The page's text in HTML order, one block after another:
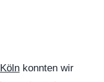
konnten wir